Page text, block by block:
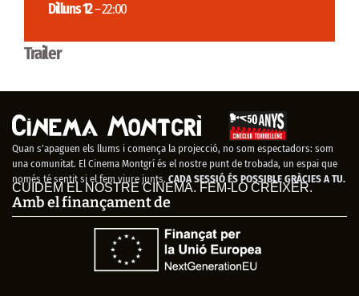
Dilluns 12– 22:00
Trailer
Quan s’apaguen els llums i comença la projecció, no som espectadors: som
una comunitat. El Cinema Montgrí és el nostre punt de trobada, un espai que
només té sentit si el fem viure junts. CADA SESSIÓ ÉS POSSIBLE GRÀCIES A TU.
CUIDEM EL NOSTRE CINEMA. FEM-LO CRÉIXER.
Amb el finançament de